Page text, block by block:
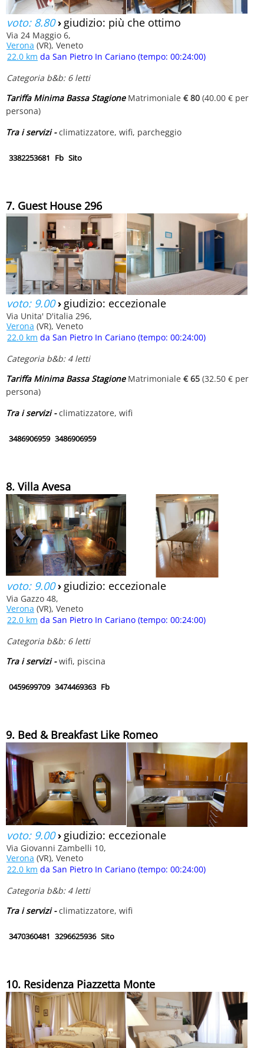
voto: 8.80› giudizio: più che ottimo
Via 24 Maggio 6,
Verona (VR), Veneto
22.0 km da San Pietro In Cariano (tempo: 00:24:00)
Categoria b&b: 6 letti
Tariffa Minima Bassa StagioneMatrimoniale € 80 (40.00 € per
persona)
Tra i servizi -climatizzatore, wifi, parcheggio
3382253681 Fb Sito
7. Guest House 296
voto: 9.00› giudizio: eccezionale
Via Unita' D'italia 296,
Verona (VR), Veneto
22.0 km da San Pietro In Cariano (tempo: 00:24:00)
Categoria b&b: 4 letti
Tariffa Minima Bassa StagioneMatrimoniale € 65 (32.50 € per
persona)
Tra i servizi -climatizzatore, wifi
3486906959 3486906959
8. Villa Avesa
voto: 9.00› giudizio: eccezionale
Via Gazzo 48,
Verona (VR), Veneto
22.0 km da San Pietro In Cariano (tempo: 00:24:00)
Categoria b&b: 6 letti
Tra i servizi -wifi, piscina
0459699709 3474469363 Fb
9. Bed & Breakfast Like Romeo
voto: 9.00› giudizio: eccezionale
Via Giovanni Zambelli 10,
Verona (VR), Veneto
22.0 km da San Pietro In Cariano (tempo: 00:24:00)
Categoria b&b: 4 letti
Tra i servizi -climatizzatore, wifi
3470360481 3296625936 Sito
10. Residenza Piazzetta Monte